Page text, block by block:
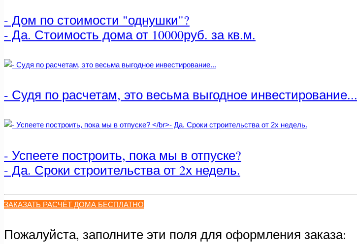
- Дом по стоимости "однушки"?
- Да. Стоимость дома от 10000руб. за кв.м.
- Судя по расчетам, это весьма выгодное инвестирование...
- Успеете построить, пока мы в отпуске?
- Да. Сроки строительства от 2х недель.
ЗАКАЗАТЬ РАСЧЁТ ДОМА БЕСПЛАТНО
Пожалуйста, заполните эти поля для оформления заказа: